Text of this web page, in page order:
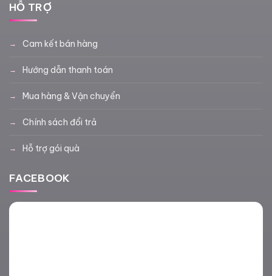
HỖ TRỢ
Cam kết bán hàng
Hướng dẫn thanh toán
Mua hàng & Vận chuyển
Chính sách đổi trả
Hỗ trợ gói quà
FACEBOOK